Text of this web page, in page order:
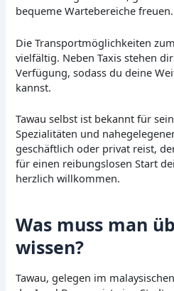
bequeme Wartebereiche freuen.
Die Transportmöglichkeiten
vielfältig. Neben Taxis stehen
Verfügung, sodass du deine
kannst.
Tawau selbst ist bekannt für
Spezialitäten und
geschäftlich oder privat reist,
für einen reibungslosen Start
herzlich willkommen.
Was muss man
wissen?
Tawau, gelegen im